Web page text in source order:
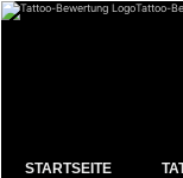
Tattoo-
STARTSEITE